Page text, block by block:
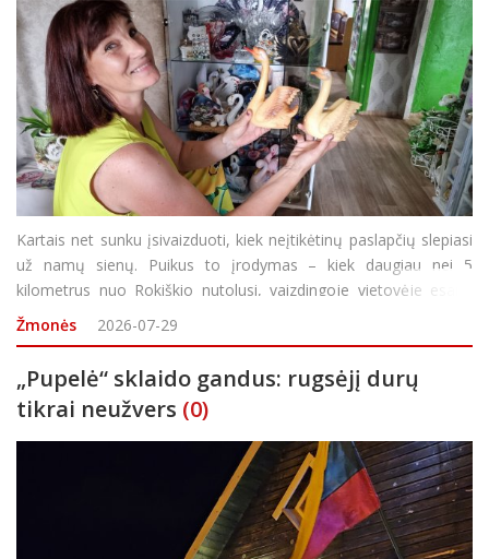
Kartais net sunku įsivaizduoti, kiek neįtikėtinų paslapčių slepiasi
už namų sienų. Puikus to įrodymas – kiek daugiau nei 5
kilometrus nuo Rokiškio nutolusi, vaizdingoje vietovėje esanti
nedidukė Rasos Junokienės ir jos vyro sodyba, kurioje glaudžiasi
net 3 tūkst. 22 gulbės. Visgi pa&sca
Žmonės 2026-07-29
„Pupelė“ sklaido gandus: rugsėjį durų
tikrai neužvers (0)